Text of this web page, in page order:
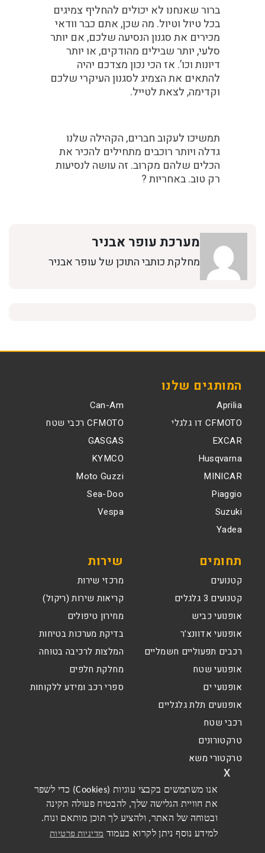
ברור שאנחנו לא יכולים להחליף צמיגים
בכל טיול וטיול. מה שכן, אתם כבר וודאי
מכירים את סגנון הנסיעה שלכם, אם יותר
סלעי, יותר שבילים מהודקים, או יותר
דיונות וכו’. אז הכי נכון מצדכם יהיה
להתאים את הצמיג לסגנון העיקרי שלכם
וקדימה, לצאת לטייל.
תמשיכו לעקוב חברים, הקהילה שלנו
גדלה ויותר רוכבים מתחילים להכיר את
הכלים שלהם מקרוב. זה עושה לנסיעות
רק טוב. באחריות ?
מערכת עופר אבניר
מחלקת כותבי התוכן של עופר אבניר
אנו משתמשים בקבצי עוגיות (Cookies) כדי לשפר
את חוויית הגלישה שלך, להבטיח פעולה תקינה
ובטוחה של האתר, ולהציע לך תוכן מותאם ונוח.
למידע נוסף ניתן לקרוא בעמוד מדיניות פרטיות
x
המותגים שלנו
Aprilia
Can-Am
CFMOTO דו גלגלי
CFMOTO רכבי שטח
EXCAR
GASGAS
Husqvarna
KYMCO
MINICAR
Moto Guzzi
Piaggio
Sea-Doo
Suzuki
Vespa
Yadea
תחומים
קטנועים
קטנועים 3 גלגלים
אופנועי כביש
אופנועי אדוונצ’ר
רכבים תפעוליים חשמליים
אופנועי שטח
אופנועי ים
אופנועים תלת גלגליים
רכבי שטח
טרקטורונים
טרקטורי משא
שירות
מרכזי שירות
קריאות שירות (ריקול)
מחירון טיפולים
בדיקת מערכות בטיחות
המלצות לרכיבה בטוחה
מחלקת חלפים
ספרי רכב ומידע ללקוחות